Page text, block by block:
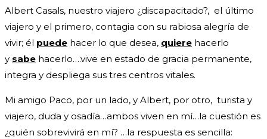
Albert Casals, nuestro viajero ¿discapacitado?, el último
viajero y el primero, contagia con su rabiosa alegría de
vivir; él puede hacer lo que desea, quiere hacerlo
y sabe hacerlo….vive en estado de gracia permanente,
integra y despliega sus tres centros vitales.
Mi amigo Paco, por un lado, y Albert, por otro, turista y
viajero, duda y osadía…ambos viven en mí…la cuestión es
¿quién sobrevivirá en mí? …la respuesta es sencilla: